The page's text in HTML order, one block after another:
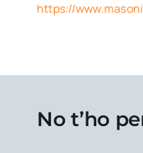
https://
No t’ho